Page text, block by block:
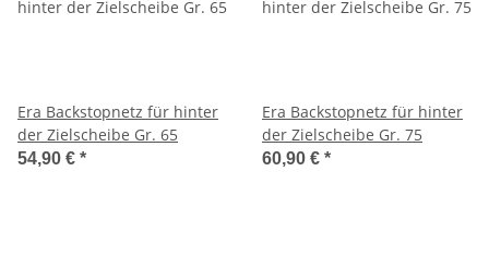
Era Backstopnetz für hinter
der Zielscheibe Gr. 65
54,90 € *
Era Backstopnetz für hinter
der Zielscheibe Gr. 75
60,90 € *